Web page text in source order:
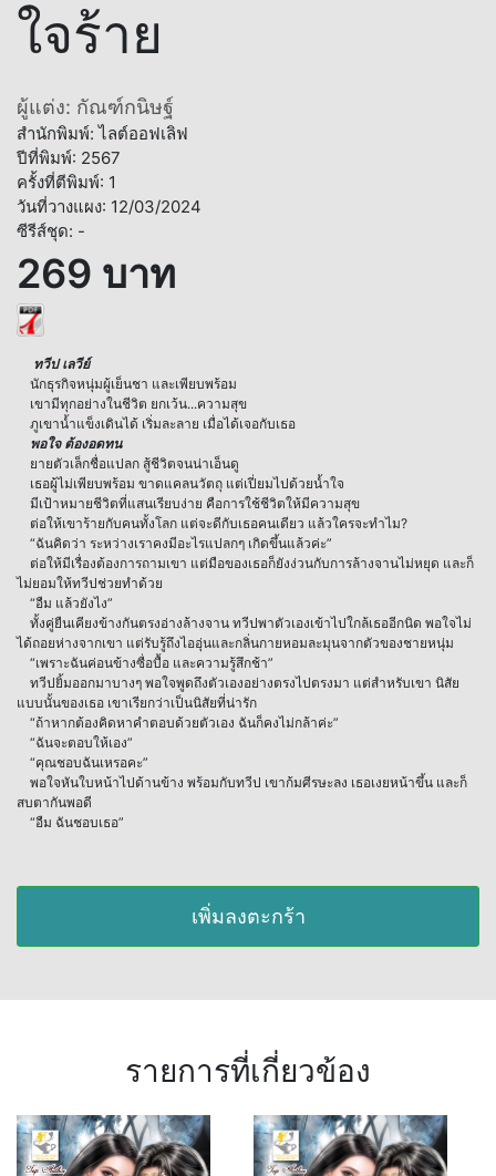
ใจร้าย
ผู้แต่ง: กัณฑ์กนิษฐ์
สำนักพิมพ์: ไลต์ออฟเลิฟ
ปีที่พิมพ์: 2567
ครั้งที่ตีพิมพ์: 1
วันที่วางแผง: 12/03/2024
ซีรีส์ชุด: -
269 บาท
ทวีป เลวีย์
นักธุรกิจหนุ่มผู้เย็นชา และเพียบพร้อม
เขามีทุกอย่างในชีวิต ยกเว้น...ความสุข
ภูเขาน้ำแข็งเดินได้ เริ่มละลาย เมื่อได้เจอกับเธอ
พอใจ ต้องอดทน
ยายตัวเล็กชื่อแปลก สู้ชีวิตจนน่าเอ็นดู
เธอผู้ไม่เพียบพร้อม ขาดแคลนวัตถุ แต่เปี่ยมไปด้วยน้ำใจ
มีเป้าหมายชีวิตที่แสนเรียบง่าย คือการใช้ชีวิตให้มีความสุข
ต่อให้เขาร้ายกับคนทั้งโลก แต่จะดีกับเธอคนเดียว แล้วใครจะทำไม?
“ฉันคิดว่า ระหว่างเราคงมีอะไรแปลกๆ เกิดขึ้นแล้วค่ะ”
ต่อให้มีเรื่องต้องการถามเขา แต่มือของเธอก็ยังง่วนกับการล้างจานไม่หยุด และก็
ไม่ยอมให้ทวีปช่วยทำด้วย
“อืม แล้วยังไง”
ทั้งคู่ยืนเคียงข้างกันตรงอ่างล้างจาน ทวีปพาตัวเองเข้าไปใกล้เธออีกนิด พอใจไม่
ได้ถอยห่างจากเขา แต่รับรู้ถึงไออุ่นและกลิ่นกายหอมละมุนจากตัวของชายหนุ่ม
“เพราะฉันค่อนข้างซื่อบื้อ และความรู้สึกช้า”
ทวีปยิ้มออกมาบางๆ พอใจพูดถึงตัวเองอย่างตรงไปตรงมา แต่สำหรับเขา นิสัย
แบบนั้นของเธอ เขาเรียกว่าเป็นนิสัยที่น่ารัก
“ถ้าหากต้องคิดหาคำตอบด้วยตัวเอง ฉันก็คงไม่กล้าค่ะ”
“ฉันจะตอบให้เอง”
“คุณชอบฉันเหรอคะ”
พอใจหันใบหน้าไปด้านข้าง พร้อมกับทวีป เขาก้มศีรษะลง เธอเงยหน้าขึ้น และก็
สบตากันพอดี
“อืม ฉันชอบเธอ”
เพิ่มลงตะกร้า
รายการที่เกี่ยวข้อง